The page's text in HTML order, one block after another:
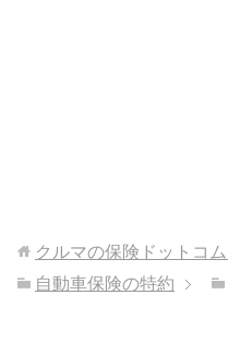
クルマの保険ドットコム
自動車保険の特約